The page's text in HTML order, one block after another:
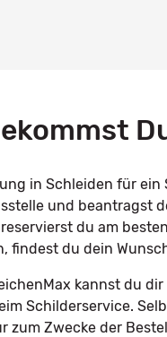
in Schleiden für ein
und beantragst
du am
findest du dein
kannst du
Schilderservice.
zum Zwecke der